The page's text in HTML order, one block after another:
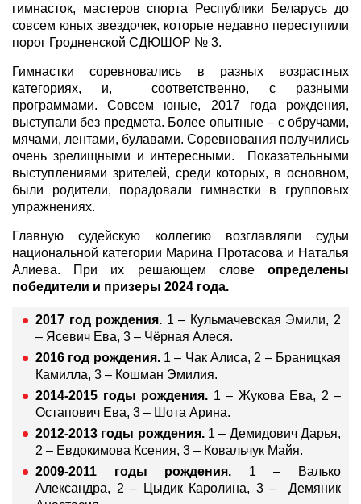
гимнасток, мастеров спорта Республики Беларусь до
совсем юных звездочек, которые недавно переступили
порог Гродненской СДЮШОР № 3.
Гимнастки соревновались в разных возрастных
категориях, и, соответственно, с разными
программами. Совсем юные, 2017 года рождения,
выступали без предмета. Более опытные – с обручами,
мячами, лентами, булавами. Соревнования получились
очень зрелищными и интересными. Показательными
выступлениями зрителей, среди которых, в основном,
были родители, порадовали гимнастки в групповых
упражнениях.
Главную судейскую коллегию возглавляли судьи
национальной категории Марина Протасова и Наталья
Алиева. При их решающем слове определены
победители и призеры 2024 года.
2017 год рождения. 1 – Кульмачевская Эмили, 2
– Ясевич Ева, 3 – Чёрная Алеся.
2016 год рождения.1 – Чак Алиса, 2 – Браницкая
Камилла, 3 – Кошман Эмилия.
2014-2015 годы рождения. 1 – Жукова Ева, 2 –
Остапович Ева, 3 – Шота Арина.
2012-2013 годы рождения.1 – Демидович Дарья,
2 – Евдокимова Ксения, 3 – Ковальчук Майя.
2009-2011 годы рождения. 1 – Валько
Александра, 2 – Цыдик Каролина, 3 – Демяник